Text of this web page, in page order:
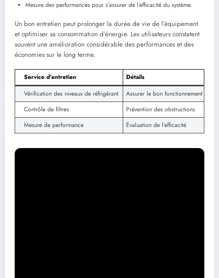
Mesure des performances pour s’assurer de l’efficacité du système.
Un bon entretien peut prolonger la durée de vie de l’équipement
et optimiser sa consommation d’énergie. Les utilisateurs constatent
souvent une amélioration considérable des performances et des
économies sur le long terme.
Service d’entretien
Détails
Vérification des niveaux de réfrigérant
Assurer le bon fonctionnement
Contrôle de filtres
Prévention des obstructions
Mesure de performance
Évaluation de l’efficacité